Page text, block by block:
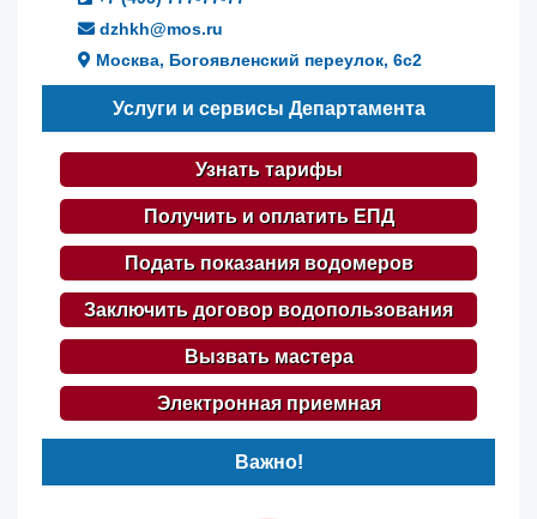
dzhkh@mos.ru
Москва, Богоявленский переулок, 6с2
Услуги и сервисы Департамента
Узнать тарифы
Получить и оплатить ЕПД
Подать показания водомеров
Заключить договор водопользования
Вызвать мастера
Электронная приемная
Важно!